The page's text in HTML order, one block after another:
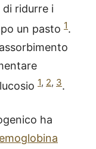
di ridurre i
un pasto 1.
1, 2, 3.
ha